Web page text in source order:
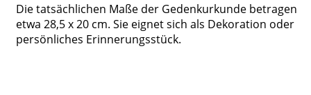
Die tatsächlichen Maße der Gedenkurkunde betragen
etwa 28,5 x 20 cm. Sie eignet sich als Dekoration oder
persönliches Erinnerungsstück.